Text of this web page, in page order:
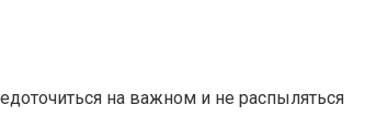
на важном и не распыляться